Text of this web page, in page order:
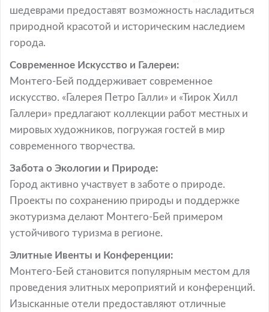
шедеврами предоставят возможность насладиться
природной красотой и историческим наследием
города.
Современное Искусство и Галереи:
Монтего-Бей поддерживает современное
искусство. «Галерея Петро Галли» и «Тирок Хилл
Галлери» предлагают коллекции работ местных и
мировых художников, погружая гостей в мир
современного творчества.
Забота о Экологии и Природе:
Город активно участвует в заботе о природе.
Проекты по сохранению природы и поддержке
экотуризма делают Монтего-Бей примером
устойчивого туризма в регионе.
Элитные Ивенты и Конференции:
Монтего-Бей становится популярным местом для
проведения элитных мероприятий и конференций.
Изысканные отели предоставляют отличные